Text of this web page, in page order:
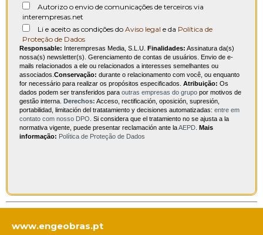
Autorizo o envio de comunicações de terceiros via
interempresas.net
Li e aceito as condições do Aviso legal e da Política de
Proteção de Dados
Responsable: Interempresas Media, S.L.U. Finalidades: Assinatura da(s)
nossa(s) newsletter(s). Gerenciamento de contas de usuários. Envio de e-
mails relacionados a ele ou relacionados a interesses semelhantes ou
associados.Conservação: durante o relacionamento com você, ou enquanto
for necessário para realizar os propósitos especificados. Atribuição: Os
dados podem ser transferidos para outras empresas do grupo por motivos de
gestão interna. Derechos: Acceso, rectificación, oposición, supresión,
portabilidad, limitación del tratatamiento y decisiones automatizadas: entre em
contato com nosso DPO. Si considera que el tratamiento no se ajusta a la
normativa vigente, puede presentar reclamación ante laAEPD. Mais
informação: Política de Proteção de Dados
www.engeobras.pt